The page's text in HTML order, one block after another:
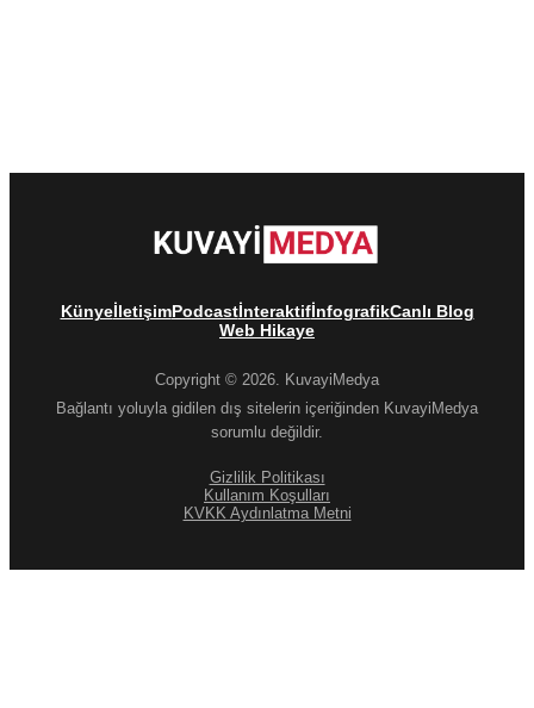
KünyeİletişimPodcastİnteraktifİnfografikCanlı Blog
Web Hikaye
Copyright © 2026. KuvayiMedya
Bağlantı yoluyla gidilen dış sitelerin içeriğinden KuvayiMedya
sorumlu değildir.
Gizlilik Politikası
Kullanım Koşulları
KVKK Aydınlatma Metni